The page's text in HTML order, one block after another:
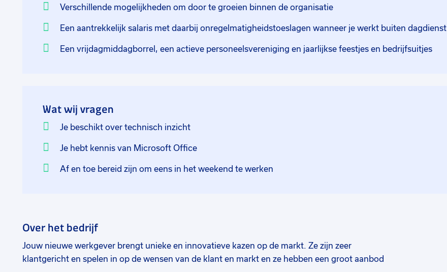
Verschillende mogelijkheden om door te groeien binnen de organisatie
Een aantrekkelijk salaris met daarbij onregelmatigheidstoeslagen wanneer je werkt buiten dagdienst
Een vrijdagmiddagborrel, een actieve personeelsvereniging en jaarlijkse feestjes en bedrijfsuitjes
Wat wij vragen
Je beschikt over technisch inzicht
Je hebt kennis van Microsoft Office
Af en toe bereid zijn om eens in het weekend te werken
Over het bedrijf
Jouw nieuwe werkgever brengt unieke en innovatieve kazen op de markt. Ze zijn zeer
klantgericht en spelen in op de wensen van de klant en markt en ze hebben een groot aanbod